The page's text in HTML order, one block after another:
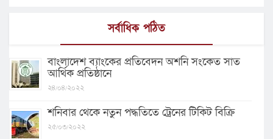
সর্বাধিক পঠিত
বাংলাদেশ ব্যাংকের প্রতিবেদন অশনি সংকেত সাত
আর্থিক প্রতিষ্ঠানে
২৪/০৪/২০২২
শনিবার থেকে নতুন পদ্ধতিতে ট্রেনের টিকিট বিক্রি
২৫/০৩/২০২২